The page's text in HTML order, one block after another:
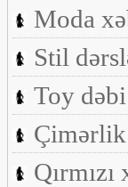
Moda
Stil
Toy dəbi
Qırmızı